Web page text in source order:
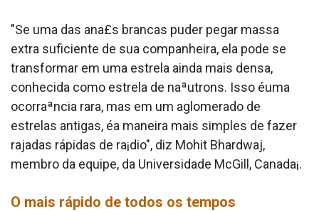
"Se uma das ana£s brancas puder pegar massa
extra suficiente de sua companheira, ela pode se
transformar em uma estrela ainda mais densa,
conhecida como estrela de naªutrons. Isso éuma
ocorraªncia rara, mas em um aglomerado de
estrelas antigas, éa maneira mais simples de fazer
rajadas rápidas de ra¡dio", diz Mohit Bhardwaj,
membro da equipe, da Universidade McGill, Canada¡.
O mais rápido de todos os tempos